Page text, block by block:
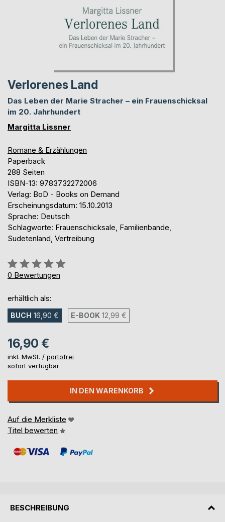
Verlorenes Land
Das Leben der Marie Stracher – ein Frauenschicksal
im 20. Jahrhundert
Margitta Lissner
Romane & Erzählungen
Paperback
288 Seiten
ISBN-13: 9783732272006
Verlag: BoD - Books on Demand
Erscheinungsdatum: 15.10.2013
Sprache: Deutsch
Schlagworte: Frauenschicksale, Familienbande,
Sudetenland, Vertreibung
Bewertung::
0%
0 Bewertungen
erhältlich als:
BUCH 16,90 € E-BOOK 12,99 €
16,90 €
inkl. MwSt. / portofrei
sofort verfügbar
IN DEN WARENKORB
Auf die Merkliste
Titel bewerten
BESCHREIBUNG